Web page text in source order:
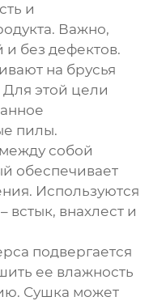
и
Важно,
и без дефектов.
на брусья
этой цели
пилы.
собой
обеспечивает
Используются
внахлест и
подвергается
ее влажность
Сушка может